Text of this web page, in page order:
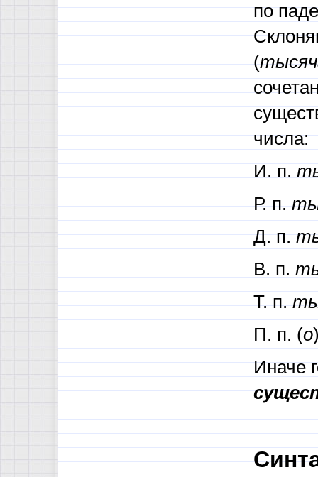
по
(
числа:
И. п.
Р. п.
Д. п.
В. п.
Т. п.
П. п. (о
Иначе